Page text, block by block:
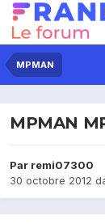
MPMAN
MPMAN
Par remi07300
30 octobre 2012